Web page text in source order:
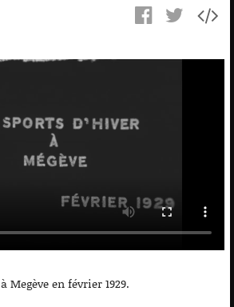
Megève en février 1929.